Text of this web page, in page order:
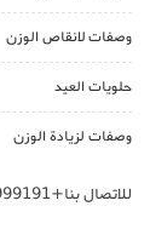
وصفات لانقاص الوزن
حلويات العيد
وصفات لزيادة الوزن
للاتصال بنا+212614999191